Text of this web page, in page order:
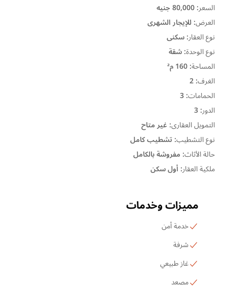
السعر:80,000 جنيه
العرض:للإيجار الشهرى
نوع العقار:سكنى
نوع الوحدة:شقة
المساحة:160 م²
الغرف:
2
الحمامات:
3
الدور:
3
التمويل العقارى: غير متاح
نوع التشطيب:تشطيب كامل
حالة الأثاث: مفروشة بالكامل
ملكية العقار: أول سكن
مميزات وخدمات
خدمة أمن
شرفة
غاز طبيعي
مصعد